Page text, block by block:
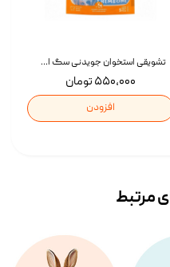
تشویقی استخوان جویدنی سگ اسنکی کرانچی با طعم مرغ Snacky Crunchy Munchy وزن 100 گرم
۵۵۰,۰۰۰ تومان
افزودن
مرتبط